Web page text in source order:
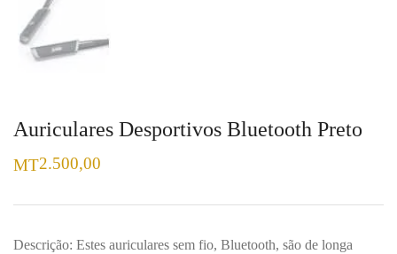
Auriculares Desportivos Bluetooth Preto
MT2.500,00
Descrição: Estes auriculares sem fio, Bluetooth, são de longa